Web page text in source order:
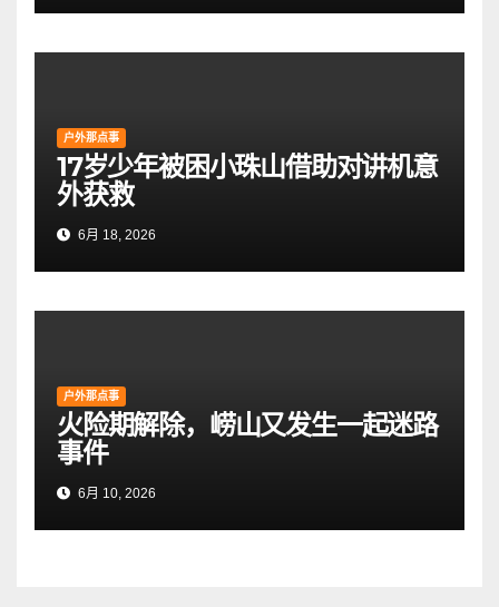
户外那点事
17岁少年被困小珠山借助对讲机意
外获救
6月 18, 2026
户外那点事
火险期解除，崂山又发生一起迷路
事件
6月 10, 2026